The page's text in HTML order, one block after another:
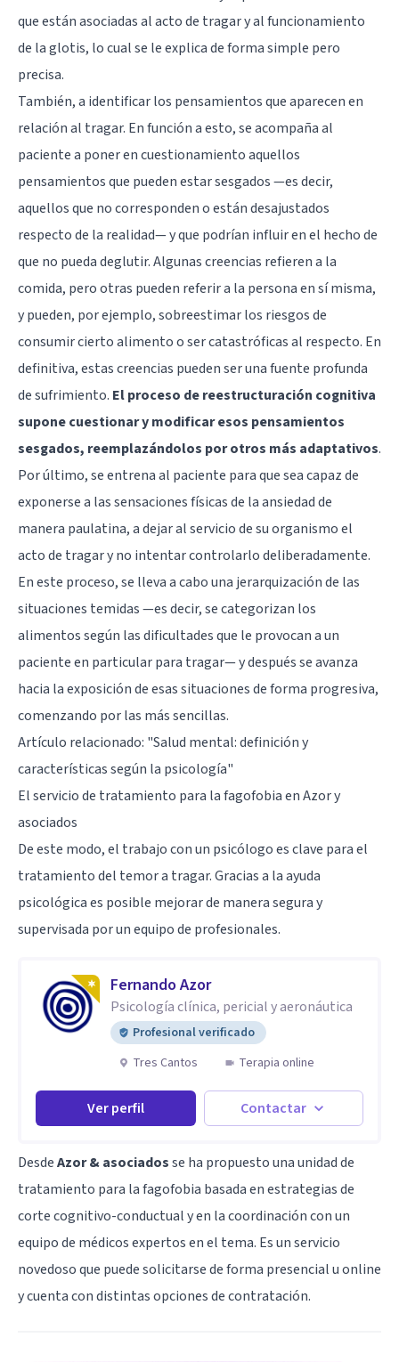
que están asociadas al acto de tragar y al funcionamiento
de la glotis, lo cual se le explica de forma simple pero
precisa.
También, a identificar los pensamientos que aparecen en
relación al tragar. En función a esto, se acompaña al
paciente a poner en cuestionamiento aquellos
pensamientos que pueden estar sesgados —es decir,
aquellos que no corresponden o están desajustados
respecto de la realidad— y que podrían influir en el hecho de
que no pueda deglutir. Algunas creencias refieren a la
comida, pero otras pueden referir a la persona en sí misma,
y pueden, por ejemplo, sobreestimar los riesgos de
consumir cierto alimento o ser catastróficas al respecto. En
definitiva, estas creencias pueden ser una fuente profunda
de sufrimiento. El proceso de reestructuración cognitiva
supone cuestionar y modificar esos pensamientos
sesgados, reemplazándolos por otros más adaptativos.
Por último, se entrena al paciente para que sea capaz de
exponerse a las sensaciones físicas de la ansiedad de
manera paulatina, a dejar al servicio de su organismo el
acto de tragar y no intentar controlarlo deliberadamente.
En este proceso, se lleva a cabo una jerarquización de las
situaciones temidas —es decir, se categorizan los
alimentos según las dificultades que le provocan a un
paciente en particular para tragar— y después se avanza
hacia la exposición de esas situaciones de forma progresiva,
comenzando por las más sencillas.
Artículo relacionado: "Salud mental: definición y
características según la psicología"
El servicio de tratamiento para la fagofobia en Azor y
asociados
De este modo, el trabajo con un psicólogo es clave para el
tratamiento del temor a tragar. Gracias a la ayuda
psicológica es posible mejorar de manera segura y
supervisada por un equipo de profesionales.
Fernando Azor
Psicología clínica, pericial y aeronáutica
Profesional verificado
Tres Cantos
Terapia online
Ver perfil Contactar
DesdeAzor & asociadosse ha propuesto una unidad de
tratamiento para la fagofobia basada en estrategias de
corte cognitivo-conductual y en la coordinación con un
equipo de médicos expertos en el tema. Es un servicio
novedoso que puede solicitarse de forma presencial u online
y cuenta con distintas opciones de contratación.